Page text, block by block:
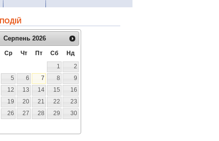
Серпень 2026
Ср Чт Пт Сб
Нд
1
2
5 6 7 8
9
12 13 14 15
16
19 20 21 22
23
26 27 28 29
30